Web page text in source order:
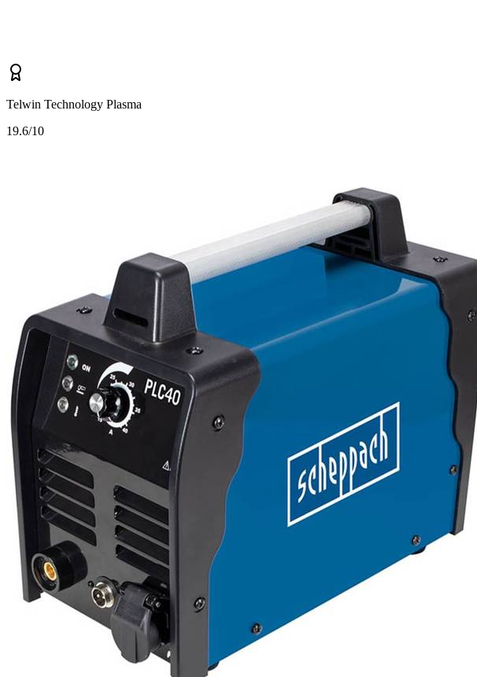
Telwin Technology Plasma
19.6/10